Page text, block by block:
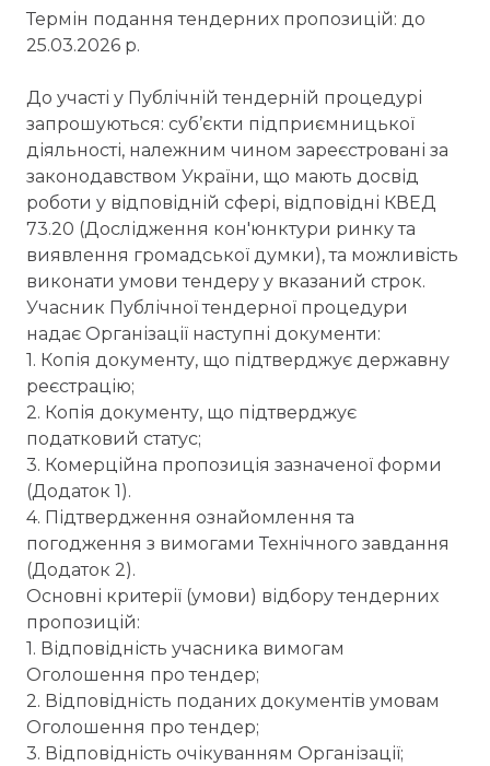
Термін подання тендерних пропозицій: до
25.03.2026 р.
До участі у Публічній тендерній процедурі
запрошуються: суб’єкти підприємницької
діяльності, належним чином зареєстровані за
законодавством України, що мають досвід
роботи у відповідній сфері, відповідні КВЕД
73.20 (Дослідження кон'юнктури ринку та
виявлення громадської думки), та можливість
виконати умови тендеру у вказаний строк.
Учасник Публічної тендерної процедури
надає Організації наступні документи:
1. Копія документу, що підтверджує державну
реєстрацію;
2. Копія документу, що підтверджує
податковий статус;
3. Комерційна пропозиція зазначеної форми
(Додаток 1).
4. Підтвердження ознайомлення та
погодження з вимогами Технічного завдання
(Додаток 2).
Основні критерії (умови) відбору тендерних
пропозицій:
1. Відповідність учасника вимогам
Оголошення про тендер;
2. Відповідність поданих документів умовам
Оголошення про тендер;
3. Відповідність очікуванням Організації;